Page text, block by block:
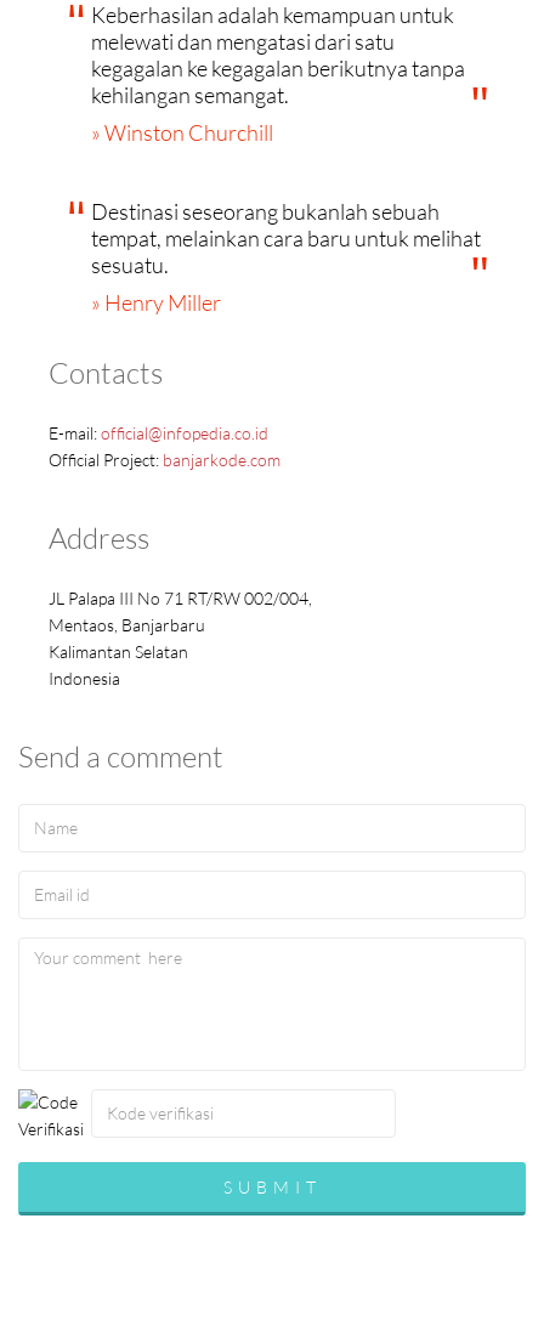
Keberhasilan adalah kemampuan untuk
melewati dan mengatasi dari satu
kegagalan ke kegagalan berikutnya tanpa
kehilangan semangat.
» Winston Churchill
Destinasi seseorang bukanlah sebuah
tempat, melainkan cara baru untuk melihat
sesuatu.
» Henry Miller
Contacts
E-mail:official@infopedia.co.id
Official Project: banjarkode.com
Address
JL Palapa III No 71 RT/RW 002/004,
Mentaos, Banjarbaru
Kalimantan Selatan
Indonesia
Send a comment